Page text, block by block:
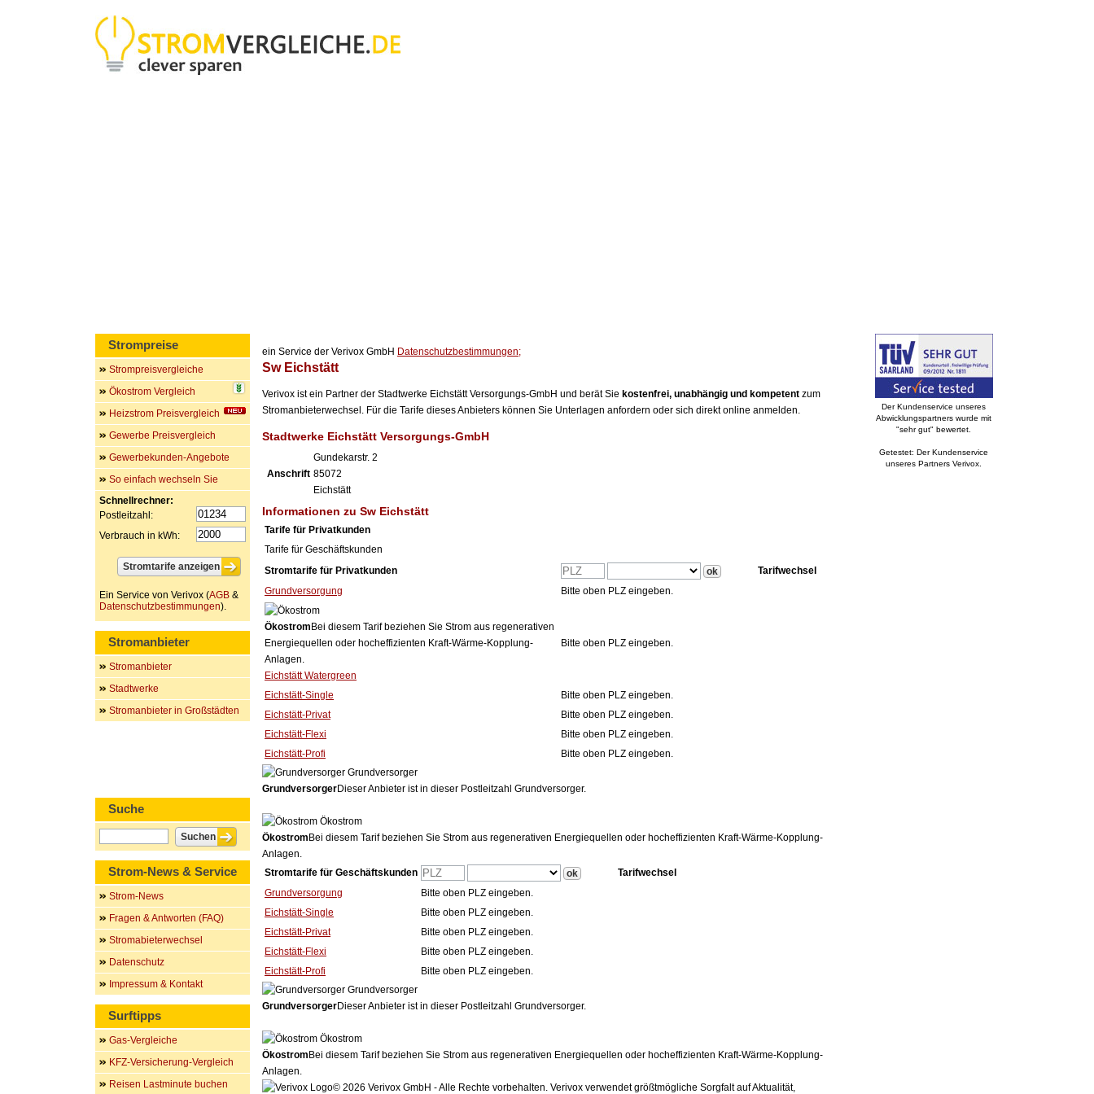
ein Service der Verivox GmbH Datenschutzbestimmungen;
Sw Eichstätt
Verivox ist ein Partner der Stadtwerke Eichstätt Versorgungs-GmbH und berät Sie kostenfrei, unabhängig und kompetent zum
Stromanbieterwechsel. Für die Tarife dieses Anbieters können Sie Unterlagen anfordern oder sich direkt online anmelden.
Stadtwerke Eichstätt Versorgungs-GmbH
Anschrift
Gundekarstr. 2
85072
Eichstätt
Informationen zu Sw Eichstätt
Tarife für Privatkunden
Tarife für Geschäftskunden
Stromtarife für Privatkunden
Tarifwechsel
Grundversorgung
Bitte oben PLZ eingeben.
Ökostrom Bei diesem Tarif beziehen Sie Strom aus regenerativen
Energiequellen oder hocheffizienten Kraft-Wärme-Kopplung-
Anlagen.
Eichstätt Watergreen
Bitte oben PLZ eingeben.
Eichstätt-Single
Bitte oben PLZ eingeben.
Eichstätt-Privat
Bitte oben PLZ eingeben.
Eichstätt-Flexi
Bitte oben PLZ eingeben.
Eichstätt-Profi
Bitte oben PLZ eingeben.
Grundversorger
GrundversorgerDieser Anbieter ist in dieser Postleitzahl Grundversorger.
Ökostrom
Ökostrom Bei diesem Tarif beziehen Sie Strom aus regenerativen Energiequellen oder hocheffizienten Kraft-Wärme-Kopplung-
Anlagen.
Stromtarife für Geschäftskunden
Tarifwechsel
Grundversorgung
Bitte oben PLZ eingeben.
Eichstätt-Single
Bitte oben PLZ eingeben.
Eichstätt-Privat
Bitte oben PLZ eingeben.
Eichstätt-Flexi
Bitte oben PLZ eingeben.
Eichstätt-Profi
Bitte oben PLZ eingeben.
Grundversorger
GrundversorgerDieser Anbieter ist in dieser Postleitzahl Grundversorger.
Ökostrom
Ökostrom Bei diesem Tarif beziehen Sie Strom aus regenerativen Energiequellen oder hocheffizienten Kraft-Wärme-Kopplung-
Anlagen.
© 2026 Verivox GmbH - Alle Rechte vorbehalten. Verivox verwendet größtmögliche Sorgfalt auf Aktualität,
Strompreise
Strompreisvergleiche
Ökostrom Vergleich
Heizstrom Preisvergleich
Gewerbe Preisvergleich
Gewerbekunden-Angebote
So einfach wechseln Sie
Schnellrechner:
Postleitzahl:
Verbrauch in kWh:
Ein Service von Verivox (AGB &
Datenschutzbestimmungen).
Stromanbieter
Stromanbieter
Stadtwerke
Stromanbieter in Großstädten
Suche
Strom-News & Service
Strom-News
Fragen & Antworten (FAQ)
Stromabieterwechsel
Datenschutz
Impressum & Kontakt
Surftipps
Gas-Vergleiche
KFZ-Versicherung-Vergleich
Reisen Lastminute buchen
Der Kundenservice unseres
Abwicklungspartners wurde mit
"sehr gut" bewertet.
Getestet: Der Kundenservice
unseres Partners Verivox.